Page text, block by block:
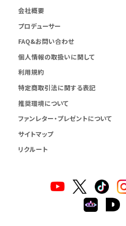
会社概要
プロデューサー
FAQ&お問い合わせ
個人情報の取扱いに関して
利用規約
特定商取引法に関する表記
推奨環境について
ファンレター・プレゼントについて
サイトマップ
リクルート